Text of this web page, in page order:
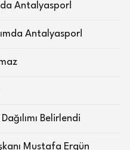
Antalyaspor!
Antalyaspor!
Belirlendi
Mustafa Ergün